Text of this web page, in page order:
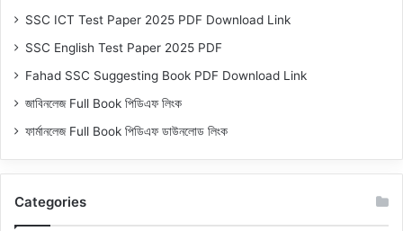
SSC ICT Test Paper 2025 PDF Download Link
SSC English Test Paper 2025 PDF
Fahad SSC Suggesting Book PDF Download Link
জাবিনলেজ Full Book পিডিএফ লিংক
ফার্মানলেজ Full Book পিডিএফ ডাউনলোড লিংক
Categories